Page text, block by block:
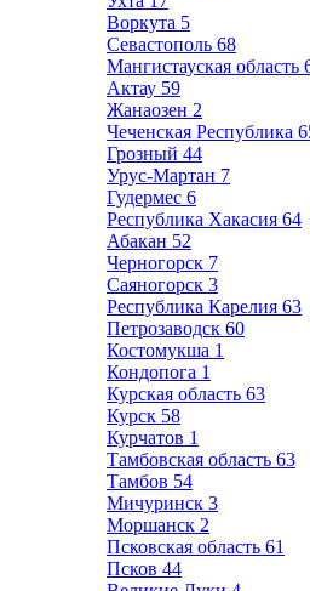
Воркута 5
Севастополь 68
Мангистауская область
Актау 59
Жанаозен 2
Чеченская Республика
Грозный 44
Урус-Мартан 7
Гудермес 6
Республика Хакасия 64
Абакан 52
Черногорск 7
Саяногорск 3
Республика Карелия 63
Петрозаводск 60
Костомукша 1
Кондопога 1
Курская область 63
Курск 58
Курчатов 1
Тамбовская область 63
Тамбов 54
Мичуринск 3
Моршанск 2
Псковская область 61
Псков 44